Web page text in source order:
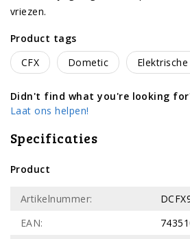
vriezen.
Product tags
CFX
Dometic
Didn't find what you're looking
Laat ons helpen!
Specificaties
Product
Artikelnummer:
EAN: